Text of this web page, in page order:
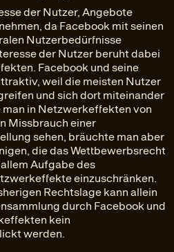
der Nutzer, Angebote
da Facebook mit seinen
Nutzerbedürfnisse
der Nutzer beruht dabei
Facebook und seine
weil die meisten Nutzer
und sich dort miteinander
in Netzwerkeffekten von
Missbrauch einer
sehen, bräuchte man aber
die das Wettbewerbsrecht
Aufgabe des
einzuschränken.
Rechtslage kann allein
durch Facebook und
kein
werden.